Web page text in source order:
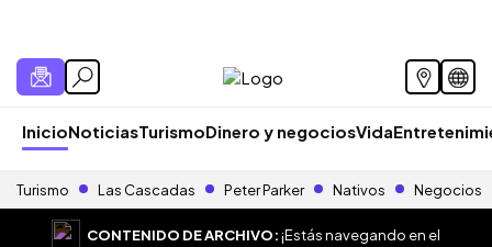
InicioNoticiasTurismoDinero y negociosVida
Turismo Las Cascadas Peter Parker Nativos Negocios
CONTENIDO DE ARCHIVO:¡Estás navegando en el